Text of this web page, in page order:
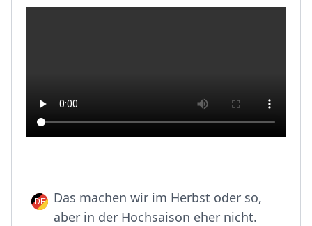
Das machen wir im Herbst oder so,
aber in der Hochsaison eher nicht.